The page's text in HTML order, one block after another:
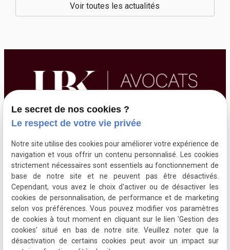
Voir toutes les actualités
149 rue de Rome
75017 Paris
Plan du site Mentions légales
Le secret de nos cookies ?
Le respect de votre vie privée
Notre site utilise des cookies pour améliorer votre expérience de
navigation et vous offrir un contenu personnalisé. Les cookies
strictement nécessaires sont essentiels au fonctionnement de
base de notre site et ne peuvent pas être désactivés.
Cependant, vous avez le choix d'activer ou de désactiver les
cookies de personnalisation, de performance et de marketing
selon vos préférences. Vous pouvez modifier vos paramètres
de cookies à tout moment en cliquant sur le lien 'Gestion des
cookies' situé en bas de notre site. Veuillez noter que la
désactivation de certains cookies peut avoir un impact sur